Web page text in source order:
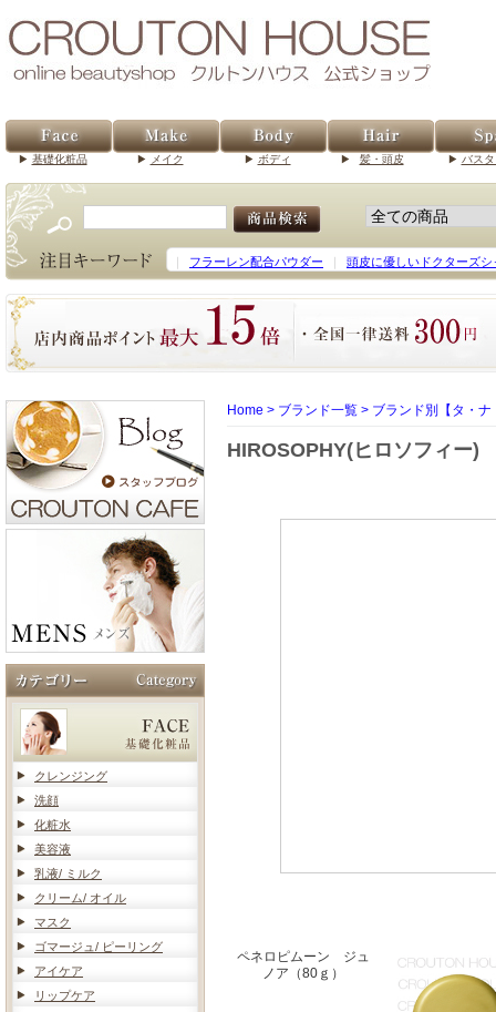
基礎化粧品 メイク ボディ 髪・頭皮 バス
フラーレン配合パウダー 頭皮に優しいドクターズシ
クレンジング
洗顔
化粧水
美容液
乳液/ ミルク
クリーム/ オイル
マスク
ゴマージュ/ ピーリング
アイケア
リップケア
Home > ブランド一覧 > ブランド別【タ・ナ
HIROSOPHY(ヒロソフィー)
ペネロピムーン ジュ
ノア（80ｇ）